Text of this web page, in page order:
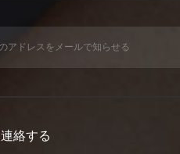
連絡する